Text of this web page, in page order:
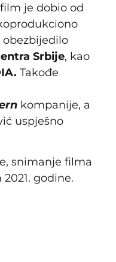
je dobio od
obezbijedilo
Srbije, kao
Takođe
kompanije, a
uspješno
snimanje filma
godine.